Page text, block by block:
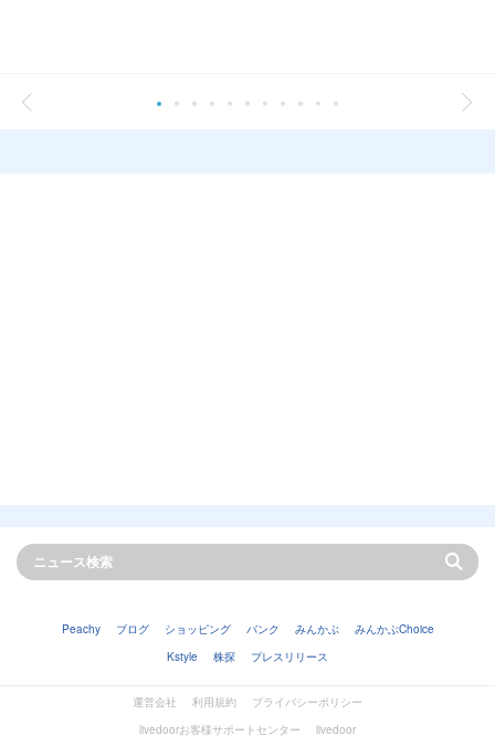
Peachy ブログ ショッピング バンク みんかぶ
みんかぶChoice
Kstyle
株探 プレスリリース
運営会社 利用規約
プライバシーポリシー
livedoorお客様サポートセンター
livedoor